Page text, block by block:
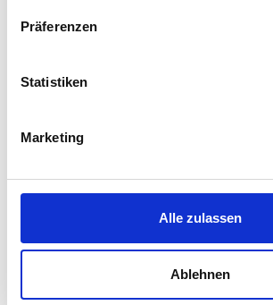
Präferenzen
Statistiken
Marketing
Alle zulassen
Ablehnen
lösemittelhaltige Lacke. Lacke auf
innen wie außen. Man erhält Varianten mit
Acryllacke ermöglichen vor allem ein
wenn der Lack schnell und nass in nass
weniger Lösungsmitteln verwenden.
Diese Lackarten sind auch für Türen
Lösemittel: